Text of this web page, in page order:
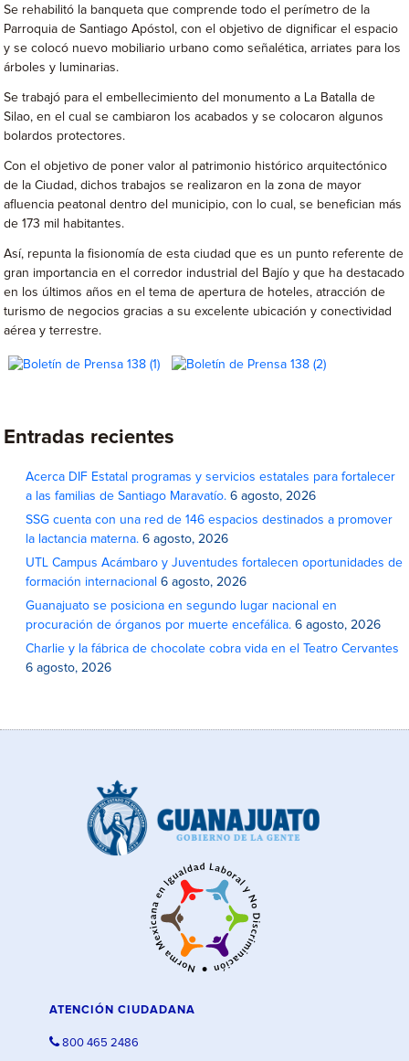
Se rehabilitó la banqueta que comprende todo el perímetro de la
Parroquia de Santiago Apóstol, con el objetivo de dignificar el espacio
y se colocó nuevo mobiliario urbano como señalética, arriates para los
árboles y luminarias.
Se trabajó para el embellecimiento del monumento a La Batalla de
Silao, en el cual se cambiaron los acabados y se colocaron algunos
bolardos protectores.
Con el objetivo de poner valor al patrimonio histórico arquitectónico
de la Ciudad, dichos trabajos se realizaron en la zona de mayor
afluencia peatonal dentro del municipio, con lo cual, se benefician más
de 173 mil habitantes.
Así, repunta la fisionomía de esta ciudad que es un punto referente de
gran importancia en el corredor industrial del Bajío y que ha destacado
en los últimos años en el tema de apertura de hoteles, atracción de
turismo de negocios gracias a su excelente ubicación y conectividad
aérea y terrestre.
Entradas recientes
Acerca DIF Estatal programas y servicios estatales para fortalecer
a las familias de Santiago Maravatío. 6 agosto, 2026
SSG cuenta con una red de 146 espacios destinados a promover
la lactancia materna. 6 agosto, 2026
UTL Campus Acámbaro y Juventudes fortalecen oportunidades de
formación internacional 6 agosto, 2026
Guanajuato se posiciona en segundo lugar nacional en
procuración de órganos por muerte encefálica. 6 agosto, 2026
Charlie y la fábrica de chocolate cobra vida en el Teatro Cervantes
6 agosto, 2026
ATENCIÓN CIUDADANA
800 465 2486